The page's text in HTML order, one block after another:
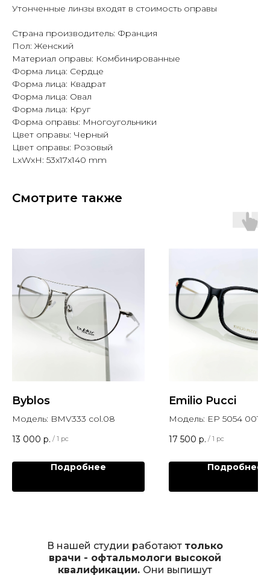
Утонченные линзы входят в стоимость оправы
Страна производитель: Франция
Пол: Женский
Материал оправы: Комбинированные
Форма лица: Сердце
Форма лица: Квадрат
Форма лица: Овал
Форма лица: Круг
Форма оправы: Многоугольники
Цвет оправы: Черный
Цвет оправы: Розовый
LxWxH: 53x17x140 mm
Смотрите также
Byblos
Модель: BMV333 col.08
13 000 р. / 1 pc
Подробнее
Emilio Pucci
Модель: EP 5054 001
17 500 р. / 1 pc
Подробнее
В нашей студии работают только
врачи - офтальмологи высокой
квалификации. Они выпишут